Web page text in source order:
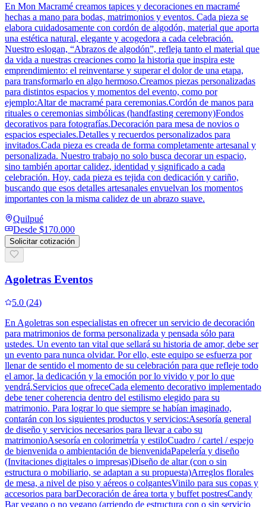
En Mon Macramé creamos tapices y decoraciones en macramé
hechas a mano para bodas, matrimonios y eventos. Cada pieza se
elabora cuidadosamente con cordón de algodón, material que aporta
una estética natural, elegante y acogedora a cada celebración.
Nuestro eslogan, “Abrazos de algodón”, refleja tanto el material que
da vida a nuestras creaciones como la historia que inspira este
emprendimiento: el reinventarse y superar el dolor de una etapa,
para transformarlo en algo hermoso.Creamos piezas personalizadas
para distintos espacios y momentos del evento, como por
ejemplo:Altar de macramé para ceremonias.Cordón de manos para
rituales o ceremonias simbólicas (handfasting ceremony)Fondos
decorativos para fotografías.Decoración para mesa de novios o
espacios especiales.Detalles y recuerdos personalizados para
invitados.Cada pieza es creada de forma completamente artesanal y
personalizada. Nuestro trabajo no solo busca decorar un espacio,
sino también aportar calidez, identidad y significado a cada
celebración. Hoy, cada pieza es tejida con dedicación y cariño,
buscando que esos detalles artesanales envuelvan los momentos
importantes con la misma calidez de un abrazo suave.
Quilpué
Desde $170.000
Solicitar cotización
Agoletras Eventos
5.0 (24)
En Agoletras son especialistas en ofrecer un servicio de decoración
para matrimonios de forma personalizada y pensada sólo para
ustedes. Un evento tan vital que sellará su historia de amor, debe ser
un evento para nunca olvidar. Por ello, este equipo se esfuerza por
llenar de sentido el momento de su celebración para que refleje todo
el amor, la dedicación y la emoción por lo vivido y por lo que
vendrá.Servicios que ofreceCada elemento decorativo implementado
debe tener coherencia dentro del estilismo elegido para su
matrimonio. Para lograr lo que siempre se habían imaginado,
contarán con los siguientes productos y servicios:Asesoría general
de diseño y servicios necesarios para llevar a cabo su
matrimonioAsesoría en colorimetría y estiloCuadro / cartel / espejo
de bienvenida o ambientación de bienvenidaPapelería y diseño
(Invitaciones digitales o impresas)Diseño de altar (con o sin
estructura o mobiliario, se adaptan a su propuesta)Arreglos florales
de mesa, a nivel de piso y aéreos o colgantesVinilo para sus copas y
accesorios para barDecoración de área torta y buffet postresCandy
Bar vegano o no vegano (arriendo de estructura con o sin servicio